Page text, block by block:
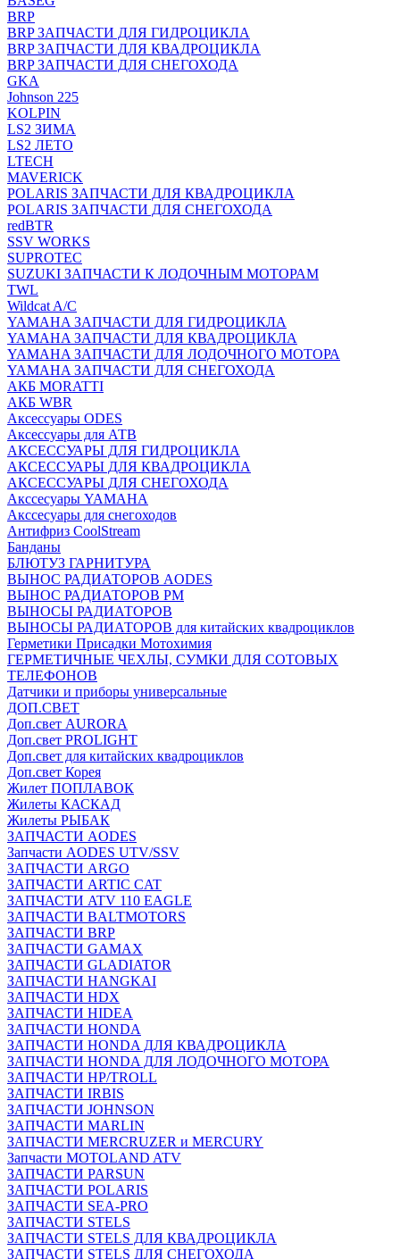
BRP
BRP ЗАПЧАСТИ ДЛЯ ГИДРОЦИКЛА
BRP ЗАПЧАСТИ ДЛЯ КВАДРОЦИКЛА
BRP ЗАПЧАСТИ ДЛЯ СНЕГОХОДА
GKA
Johnson 225
KOLPIN
LS2 ЗИМА
LS2 ЛЕТО
LTECH
MAVERICK
POLARIS ЗАПЧАСТИ ДЛЯ КВАДРОЦИКЛА
POLARIS ЗАПЧАСТИ ДЛЯ СНЕГОХОДА
redBTR
SSV WORKS
SUPROTEC
SUZUKI ЗАПЧАСТИ К ЛОДОЧНЫМ МОТОРАМ
TWL
Wildcat A/C
YAMAHA ЗАПЧАСТИ ДЛЯ ГИДРОЦИКЛА
YAMAHA ЗАПЧАСТИ ДЛЯ КВАДРОЦИКЛА
YAMAHA ЗАПЧАСТИ ДЛЯ ЛОДОЧНОГО МОТОРА
YAMAHA ЗАПЧАСТИ ДЛЯ СНЕГОХОДА
АКБ MORATTI
АКБ WBR
Аксессуары ODES
Аксессуары для АТВ
АКСЕССУАРЫ ДЛЯ ГИДРОЦИКЛА
АКСЕССУАРЫ ДЛЯ КВАДРОЦИКЛА
АКСЕССУАРЫ ДЛЯ СНЕГОХОДА
Акссесуары YAMAHA
Акссесуары для снегоходов
Антифриз CoolStream
Банданы
БЛЮТУЗ ГАРНИТУРА
ВЫНОС РАДИАТОРОВ AODES
ВЫНОС РАДИАТОРОВ РМ
ВЫНОСЫ РАДИАТОРОВ
ВЫНОСЫ РАДИАТОРОВ для китайских квадроциклов
Герметики Присадки Мотохимия
ГЕРМЕТИЧНЫЕ ЧЕХЛЫ, СУМКИ ДЛЯ СОТОВЫХ
ТЕЛЕФОНОВ
Датчики и приборы универсальные
ДОП.СВЕТ
Доп.свет AURORA
Доп.свет PROLIGHT
Доп.свет для китайских квадроциклов
Доп.свет Корея
Жилет ПОПЛАВОК
Жилеты КАСКАД
Жилеты РЫБАК
ЗАПЧАСТИ AODES
Запчасти AODES UTV/SSV
ЗАПЧАСТИ ARGO
ЗАПЧАСТИ ARTIC CAT
ЗАПЧАСТИ ATV 110 EAGLE
ЗАПЧАСТИ BALTMOTORS
ЗАПЧАСТИ BRP
ЗАПЧАСТИ GAMAX
ЗАПЧАСТИ GLADIATOR
ЗАПЧАСТИ HANGKAI
ЗАПЧАСТИ HDX
ЗАПЧАСТИ HIDEA
ЗАПЧАСТИ HONDA
ЗАПЧАСТИ HONDA ДЛЯ КВАДРОЦИКЛА
ЗАПЧАСТИ HONDA ДЛЯ ЛОДОЧНОГО МОТОРА
ЗАПЧАСТИ HP/TROLL
ЗАПЧАСТИ IRBIS
ЗАПЧАСТИ JOHNSON
ЗАПЧАСТИ MARLIN
ЗАПЧАСТИ MERCRUZER и MERCURY
Запчасти MOTOLAND ATV
ЗАПЧАСТИ PARSUN
ЗАПЧАСТИ POLARIS
ЗАПЧАСТИ SEA-PRO
ЗАПЧАСТИ STELS
ЗАПЧАСТИ STELS ДЛЯ КВАДРОЦИКЛА
ЗАПЧАСТИ STELS ДЛЯ СНЕГОХОДА